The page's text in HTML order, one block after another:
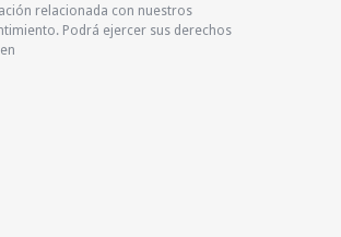
relacionada con nuestros
Podrá ejercer sus derechos